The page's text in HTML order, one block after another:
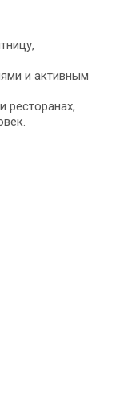
и активным
ресторанах,